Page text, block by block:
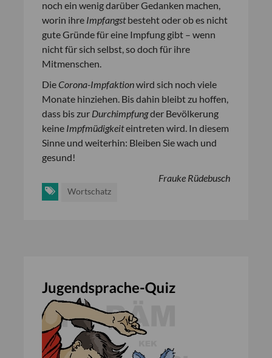
noch ein wenig darüber Gedanken machen,
worin ihre Impfangstbesteht oder ob es nicht
gute Gründe für eine Impfung gibt – wenn
nicht für sich selbst, so doch für ihre
Mitmenschen.
DieCorona-Impfaktionwird sich noch viele
Monate hinziehen. Bis dahin bleibt zu hoffen,
dass bis zur Durchimpfungder Bevölkerung
keine Impfmüdigkeiteintreten wird. In diesem
Sinne und weiterhin: Bleiben Sie wach und
gesund!
Frauke Rüdebusch
Wortschatz